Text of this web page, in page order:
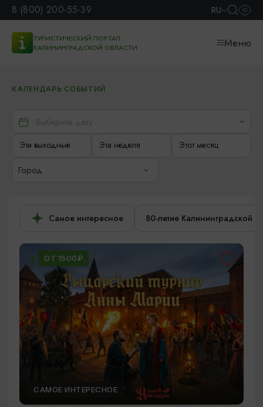
8 (800) 200-55-39 RU
ТУРИСТИЧЕСКИЙ ПОРТАЛ
КАЛИНИНГРАДСКОЙ ОБЛАСТИ
Меню
КАЛЕНДАРЬ СОБЫТИЙ
Эти выходные Эта неделя Этот месяц
Город
Самое интересное 80-летие Калининградской
ОТ 1500₽
САМОЕ ИНТЕРЕСНОЕ